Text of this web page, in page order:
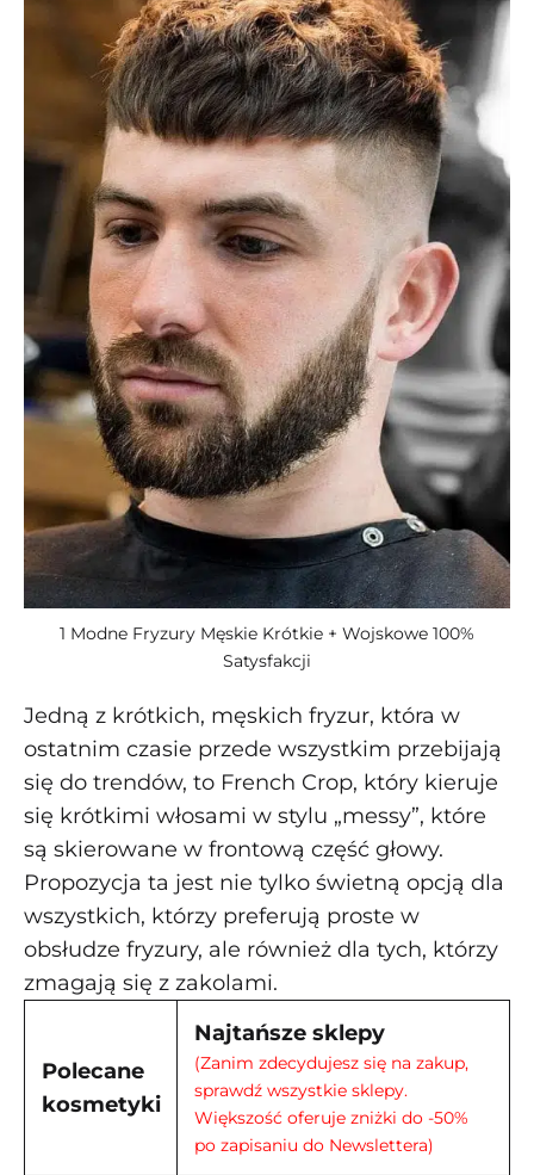
1 Modne Fryzury Męskie Krótkie + Wojskowe 100%
Satysfakcji
Jedną z krótkich, męskich fryzur, która w
ostatnim czasie przede wszystkim przebijają
się do trendów, to French Crop, który kieruje
się krótkimi włosami w stylu „messy”, które
są skierowane w frontową część głowy.
Propozycja ta jest nie tylko świetną opcją dla
wszystkich, którzy preferują proste w
obsłudze fryzury, ale również dla tych, którzy
zmagają się z zakolami.
Polecane
kosmetyki
Najtańsze sklepy
(Zanim zdecydujesz się na zakup,
sprawdź wszystkie sklepy.
Większość oferuje zniżki do -50%
po zapisaniu do Newslettera)